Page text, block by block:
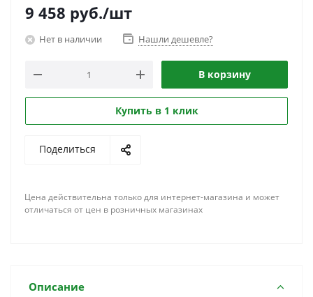
9 458 руб./шт
Нет в наличии Нашли дешевле?
В корзину
Купить в 1 клик
Поделиться
Цена действительна только для интернет-магазина и может
отличаться от цен в розничных магазинах
Описание